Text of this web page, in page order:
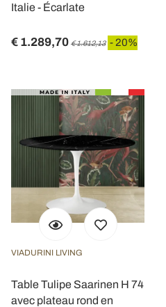
Italie - Écarlate
€ 1.289,70 € 1.612,13 - 20%
VIADURINI LIVING
Table Tulipe Saarinen H 74
avec plateau rond en